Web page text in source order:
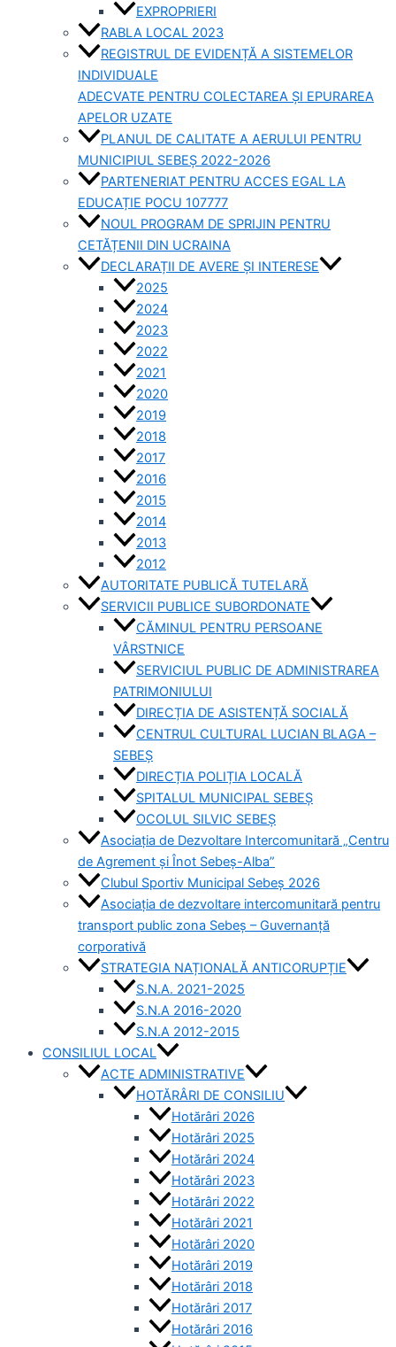
EXPROPRIERI
RABLA LOCAL 2023
REGISTRUL DE EVIDENȚĂ A SISTEMELOR
INDIVIDUALE
ADECVATE PENTRU COLECTAREA ȘI EPURAREA
APELOR UZATE
PLANUL DE CALITATE A AERULUI PENTRU
MUNICIPIUL SEBEȘ 2022-2026
PARTENERIAT PENTRU ACCES EGAL LA
EDUCAȚIE POCU 107777
NOUL PROGRAM DE SPRIJIN PENTRU
CETĂȚENII DIN UCRAINA
DECLARAȚII DE AVERE ȘI INTERESE
2025
2024
2023
2022
2021
2020
2019
2018
2017
2016
2015
2014
2013
2012
AUTORITATE PUBLICĂ TUTELARĂ
SERVICII PUBLICE SUBORDONATE
CĂMINUL PENTRU PERSOANE
VÂRSTNICE
SERVICIUL PUBLIC DE ADMINISTRAREA
PATRIMONIULUI
DIRECȚIA DE ASISTENȚĂ SOCIALĂ
CENTRUL CULTURAL LUCIAN BLAGA –
SEBEȘ
DIRECȚIA POLIȚIA LOCALĂ
SPITALUL MUNICIPAL SEBEȘ
OCOLUL SILVIC SEBEȘ
Asociația de Dezvoltare Intercomunitară „Centru
de Agrement și Înot Sebeș-Alba”
Clubul Sportiv Municipal Sebeș 2026
Asociația de dezvoltare intercomunitară pentru
transport public zona Sebeș – Guvernanță
corporativă
STRATEGIA NAȚIONALĂ ANTICORUPȚIE
S.N.A. 2021-2025
S.N.A 2016-2020
S.N.A 2012-2015
CONSILIUL LOCAL
ACTE ADMINISTRATIVE
HOTĂRÂRI DE CONSILIU
Hotărâri 2026
Hotărâri 2025
Hotărâri 2024
Hotărâri 2023
Hotărâri 2022
Hotărâri 2021
Hotărâri 2020
Hotărâri 2019
Hotărâri 2018
Hotărâri 2017
Hotărâri 2016